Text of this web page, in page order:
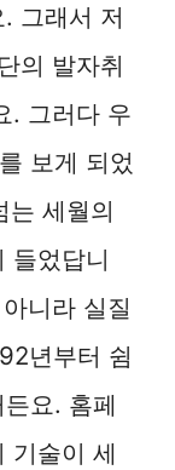
그래서 저
의 발자취
. 그러다 우
보게 되었
세월의
들었답니
니라 실질
년부터 쉼
요. 홈페
기술이 세